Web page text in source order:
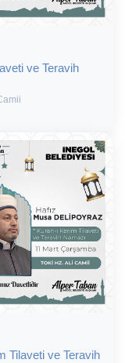
ve Teravih
Tilaveti ve Teravih